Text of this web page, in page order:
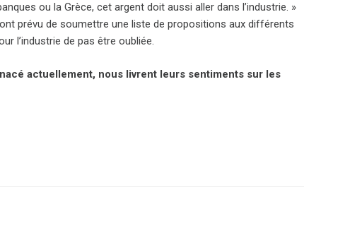
ou la Grèce, cet argent doit aussi aller dans l’industrie. »
prévu de soumettre une liste de propositions aux différents
l’industrie de pas être oubliée.
actuellement, nous livrent leurs sentiments sur les